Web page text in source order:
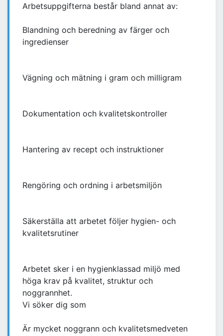
Arbetsuppgifterna består bland annat av:
Blandning och beredning av färger och
ingredienser
Vägning och mätning i gram och milligram
Dokumentation och kvalitetskontroller
Hantering av recept och instruktioner
Rengöring och ordning i arbetsmiljön
Säkerställa att arbetet följer hygien- och
kvalitetsrutiner
Arbetet sker i en hygienklassad miljö med
höga krav på kvalitet, struktur och
noggrannhet.
Vi söker dig som
Är mycket noggrann och kvalitetsmedveten